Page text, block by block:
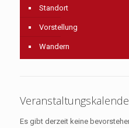
Standort
Vorstellung
Wandern
Es gibt derzeit keine